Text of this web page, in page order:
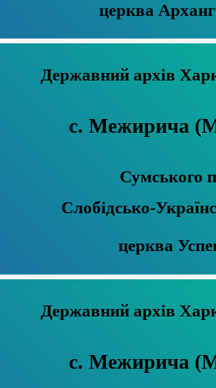
церква
с. Межирича
Сумського
Слобідсько-
церква
с. Межирича